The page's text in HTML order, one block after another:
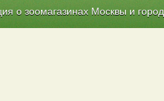
о зоомагазинах Москвы и